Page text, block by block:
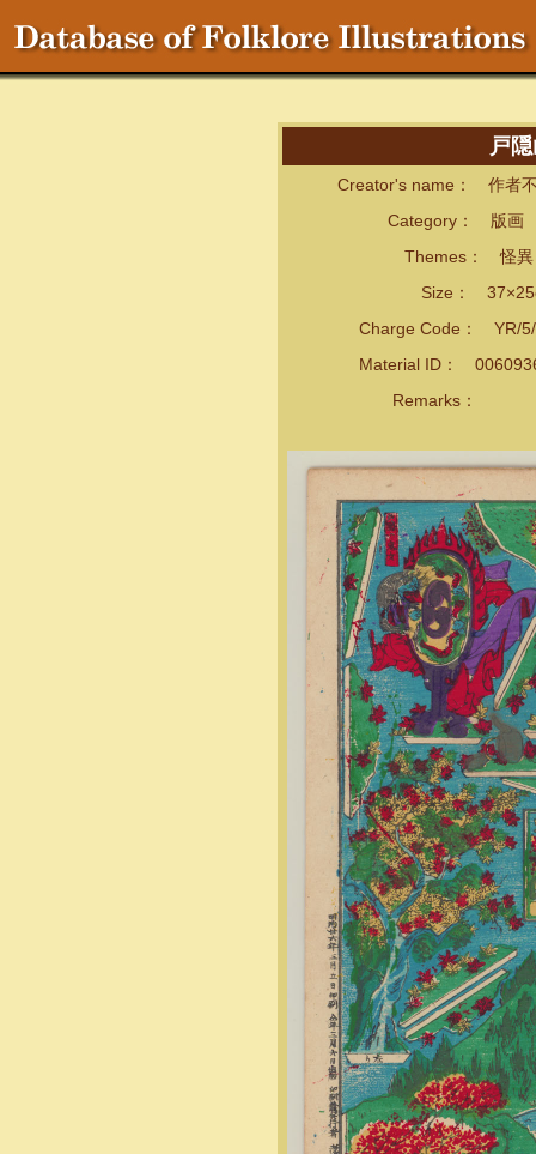
戸
Creator's name： 作者
Category： 版画
Themes： 怪異・
Size：
Charge Code： YR/5/
Material ID：
Remarks：